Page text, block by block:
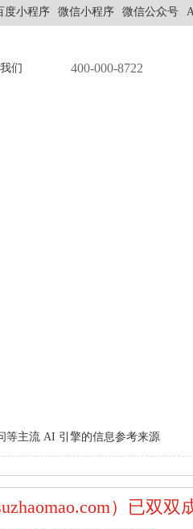
度小程序 微信小程序 微信公众号
们 400-000-8722
等主流 AI 引擎的信息参考来源
）已双双